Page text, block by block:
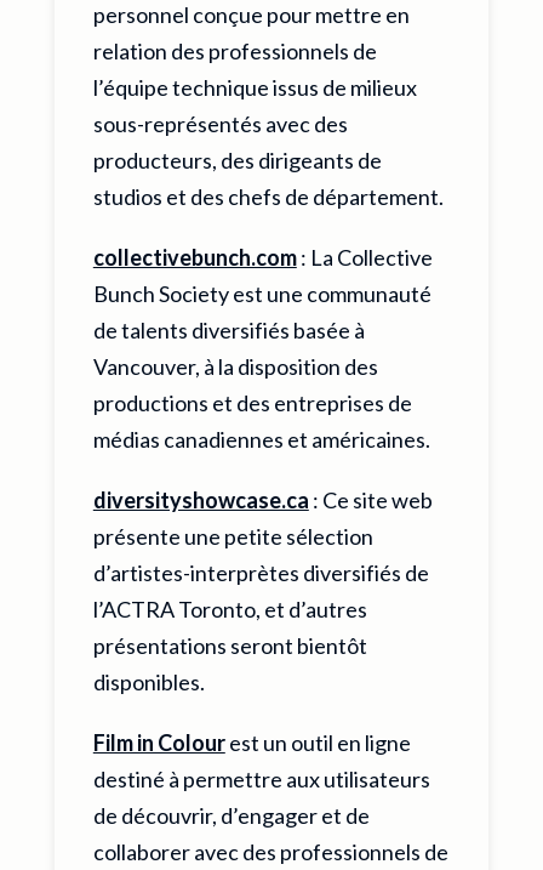
personnel conçue pour mettre en
relation des professionnels de
l’équipe technique issus de milieux
sous-représentés avec des
producteurs, des dirigeants de
studios et des chefs de département.
collectivebunch.com: La Collective
Bunch Society est une communauté
de talents diversifiés basée à
Vancouver, à la disposition des
productions et des entreprises de
médias canadiennes et américaines.
diversityshowcase.ca : Ce site web
présente une petite sélection
d’artistes-interprètes diversifiés de
l’ACTRA Toronto, et d’autres
présentations seront bientôt
disponibles.
Film in Colourest un outil en ligne
destiné à permettre aux utilisateurs
de découvrir, d’engager et de
collaborer avec des professionnels de